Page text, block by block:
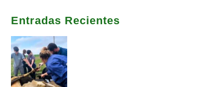
Entradas Recientes